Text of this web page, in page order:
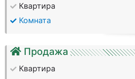
Квартира
Комната
Продажа
Квартира